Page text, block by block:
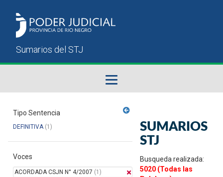
Sumarios del STJ
Manual del Usuario
Tipo Sentencia
DEFINITIVA(1)
Voces
ACORDADA CSJN N° 4/2007 (1)
SUMARIOS
STJ
Busqueda realizada:
5020 (Todas las